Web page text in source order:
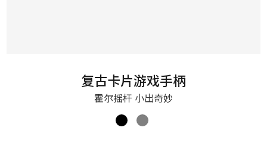
复古卡片游戏手柄
霍尔摇杆 小出奇妙